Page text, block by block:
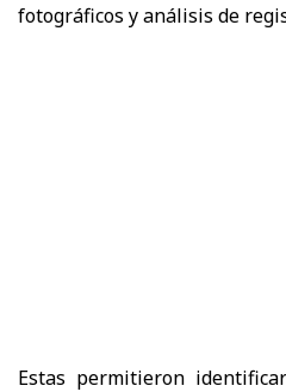
fotográficos y análisis de
Estas permitieron